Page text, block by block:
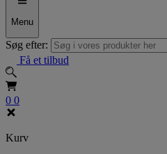
Menu
Søg efter:
Få et tilbud
0 0
Kurv